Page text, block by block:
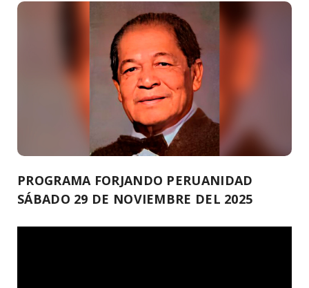
PROGRAMA FORJANDO PERUANIDAD
SÁBADO 29 DE NOVIEMBRE DEL 2025